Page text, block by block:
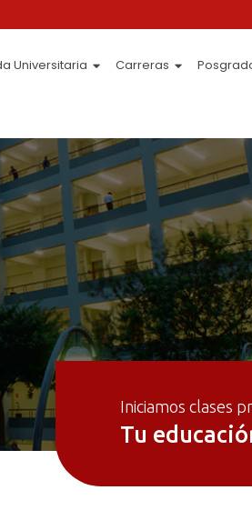
Universitaria Carreras
Tu
Iniciamos clases